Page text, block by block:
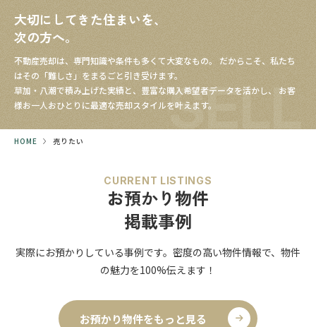
SELL
大切にしてきた住まいを、
次の方へ。
不動産売却は、専門知識や条件も多くて大変なもの。
だからこそ、私たち
はその「難しさ」をまるごと引き受けます。
草加・八潮で積み上げた実績と、豊富な購入希望者データを活かし、お客
様お一人おひとりに最適な売却スタイルを叶えます。
HOME 売りたい
CURRENT LISTINGS
お預かり物件
掲載事例
実際にお預かりしている事例です。 密度の高い物件情報で、 物件
の魅力を100%伝えます！
お預かり物件をもっと見る